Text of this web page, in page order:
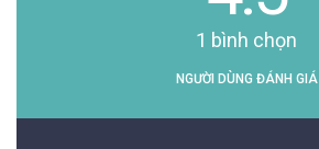
1 bình chọn
NGƯỜI DÙNG ĐÁNH GIÁ